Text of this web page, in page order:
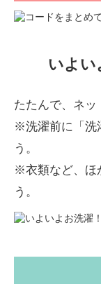
いよい
たたんで、ネッ
※洗濯前に「洗
う。
※衣類など、ほ
う。